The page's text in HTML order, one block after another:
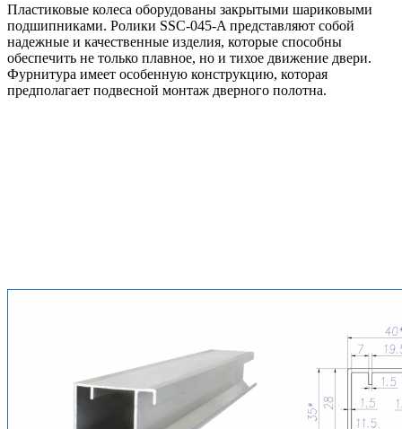
Пластиковые колеса оборудованы закрытыми шариковыми
подшипниками. Ролики SSC-045-A представляют собой
надежные и качественные изделия, которые способны
обеспечить не только плавное, но и тихое движение двери.
Фурнитура имеет особенную конструкцию, которая
предполагает подвесной монтаж дверного полотна.